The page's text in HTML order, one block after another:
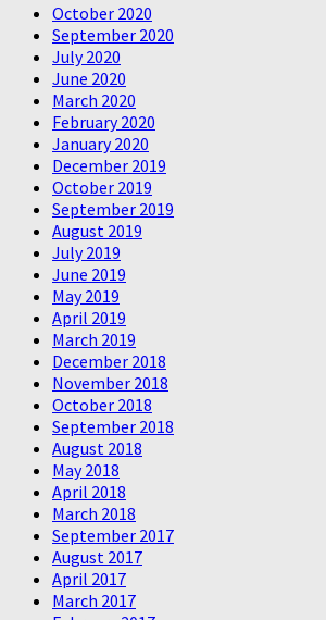
October 2020
September 2020
July 2020
June 2020
March 2020
February 2020
January 2020
December 2019
October 2019
September 2019
August 2019
July 2019
June 2019
May 2019
April 2019
March 2019
December 2018
November 2018
October 2018
September 2018
August 2018
May 2018
April 2018
March 2018
September 2017
August 2017
April 2017
March 2017